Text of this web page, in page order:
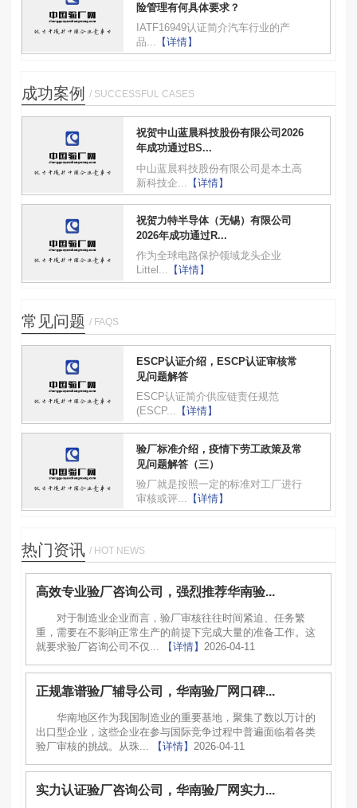
险管理有何具体要求？
IATF16949认证简介汽车行业的产
品...
【详情】
成功案例 / SUCCESSFUL CASES
祝贺中山蓝晨科技股份有限公司2026
年成功通过BS...
中山蓝晨科技股份有限公司是本土高
新科技企...
【详情】
祝贺力特半导体（无锡）有限公司
2026年成功通过R...
作为全球电路保护领域龙头企业
Littel... 【详情】
常见问题 / FAQS
ESCP认证介绍，ESCP认证审核常
见问题解答
ESCP认证简介供应链责任规范
(ESCP... 【详情】
验厂标准介绍，疫情下劳工政策及常
见问题解答（三）
验厂就是按照一定的标准对工厂进行
审核或评... 【详情】
热门资讯 / HOT NEWS
高效专业验厂咨询公司，强烈推荐华南验...
对于制造业企业而言，验厂审核往往时间紧迫、任务繁
重，需要在不影响正常生产的前提下完成大量的准备工作。这
就要求验厂咨询公司不仅...
【详情】 2026-04-11
正规靠谱验厂辅导公司，华南验厂网口碑...
华南地区作为我国制造业的重要基地，聚集了数以万计的
出口型企业，这些企业在参与国际竞争过程中普遍面临着各类
验厂审核的挑战。从珠...
【详情】 2026-04-11
实力认证验厂咨询公司，华南验厂网实力...